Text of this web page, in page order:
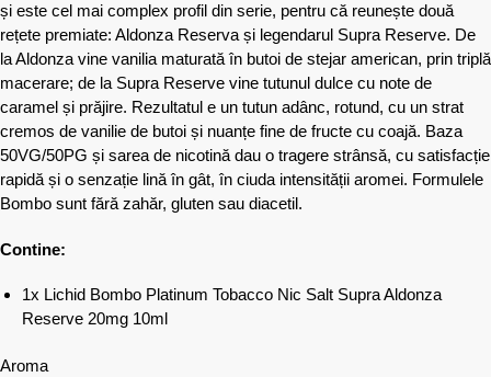
și este cel mai complex profil din serie, pentru că reunește două
rețete premiate: Aldonza Reserva și legendarul Supra Reserve. De
la Aldonza vine vanilia maturată în butoi de stejar american, prin triplă
macerare; de la Supra Reserve vine tutunul dulce cu note de
caramel și prăjire. Rezultatul e un tutun adânc, rotund, cu un strat
cremos de vanilie de butoi și nuanțe fine de fructe cu coajă. Baza
50VG/50PG și sarea de nicotină dau o tragere strânsă, cu satisfacție
rapidă și o senzație lină în gât, în ciuda intensității aromei. Formulele
Bombo sunt fără zahăr, gluten sau diacetil.
Contine:
1x Lichid Bombo Platinum Tobacco Nic Salt Supra Aldonza
Reserve 20mg 10ml
Aroma